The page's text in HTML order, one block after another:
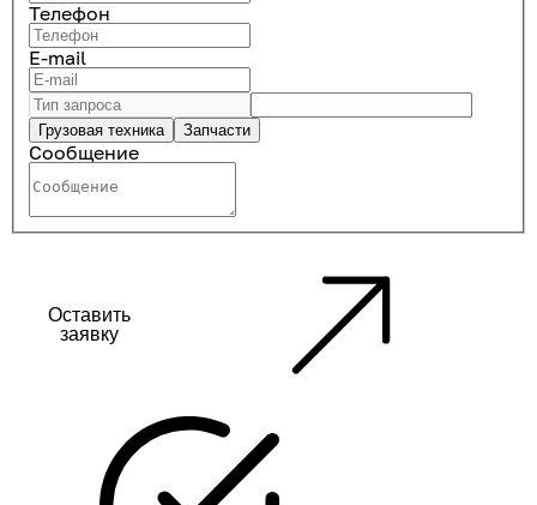
Телефон
E-mail
Грузовая техника Запчасти
Сообщение
Оставить
заявку